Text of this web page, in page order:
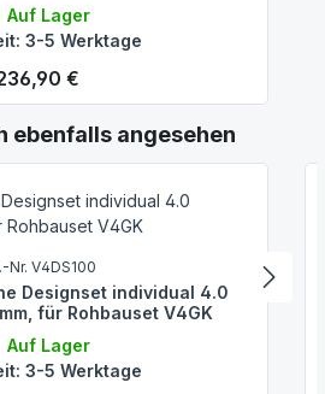
Auf Lager
3-5 Werktage
Preis:
€
ebenfalls angesehen
Nr. V4DS100
Designset individual 4.0
für Rohbauset V4GK
Auf Lager
3-5 Werktage